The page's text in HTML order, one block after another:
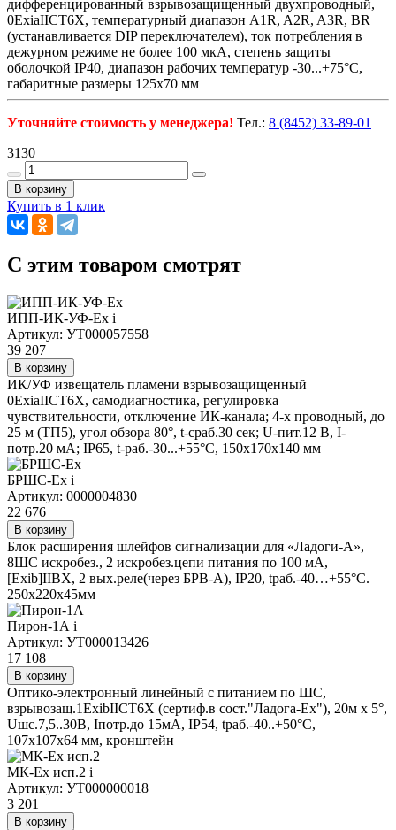
дифференцированный взрывозащищенный двухпроводный,
0ExiaIICT6X, температурный диапазон A1R, A2R, A3R, BR
(устанавливается DIP переключателем), ток потребления в
дежурном режиме не более 100 мкА, степень защиты
оболочкой IP40, диапазон рабочих температур -30...+75°C,
габаритные размеры 125х70 мм
Уточняйте стоимость у менеджера! Тел.: 8 (8452) 33-89-01
3130
В корзину
Купить в 1 клик
C этим товаром смотрят
ИПП-ИК-УФ-Ех i
Артикул: УТ000057558
39 207
В корзину
ИК/УФ извещатель пламени взрывозащищенный
0ExiaIIСT6X, самодиагностика, регулировка
чувствительности, отключение ИК-канала; 4-х проводный, до
25 м (ТП5), угол обзора 80°, t-сраб.30 сек; U-пит.12 В, I-
потр.20 мА; IP65, t-раб.-30...+55°C, 150х170х140 мм
БРШС-Ех i
Артикул: 0000004830
22 676
В корзину
Блок расширения шлейфов сигнализации для «Ладоги-А»,
8ШС искробез., 2 искробез.цепи питания по 100 мА,
[Exib]IIВХ, 2 вых.реле(через БРВ-А), IP20, tраб.-40…+55°С.
250х220х45мм
Пирон-1А i
Артикул: УТ000013426
17 108
В корзину
Оптико-электронный линейный с питанием по ШС,
взрывозащ.1ExibIICT6X (сертиф.в сост."Ладога-Ех"), 20м х 5°,
Uшс.7,5..30В, Iпотр.до 15мА, IP54, tраб.-40..+50°С,
107х107х64 мм, кронштейн
МК-Ex исп.2 i
Артикул: УТ000000018
3 201
В корзину